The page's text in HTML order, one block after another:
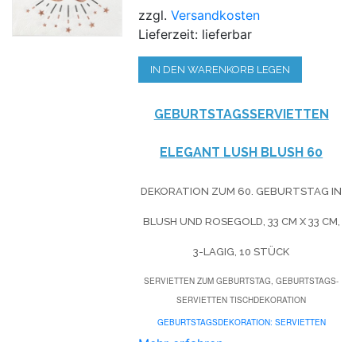
zzgl.Versandkosten
Lieferzeit: lieferbar
IN DEN WARENKORB LEGEN
GEBURTSTAGSSERVIETTEN
ELEGANT LUSH BLUSH 60
DEKORATION ZUM 60. GEBURTSTAG IN
BLUSH UND ROSEGOLD, 33 CM X 33 CM,
3-LAGIG, 10 STÜCK
SERVIETTEN ZUM GEBURTSTAG, GEBURTSTAGS-
SERVIETTEN TISCHDEKORATION
GEBURTSTAGSDEKORATION: SERVIETTEN